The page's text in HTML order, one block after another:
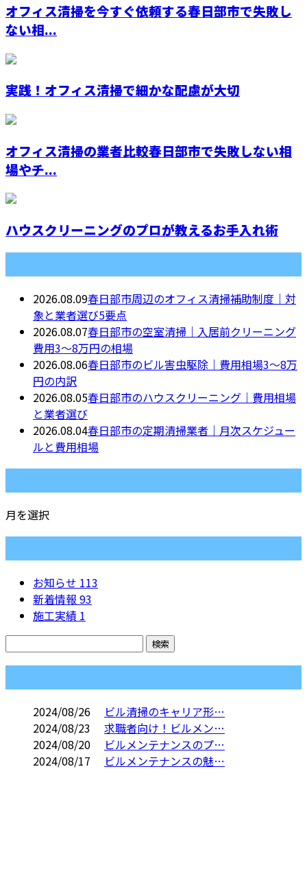
オフィス清掃を今すぐ依頼する春日部市で失敗し
ない相...
実践！オフィス清掃で細かな配慮が大切
オフィス清掃の業者比較春日部市で失敗しない相
場やチ...
ハウスクリーニングのプロが教えるお手入れ術
2026.08.09春日部市周辺のオフィス清掃補助制度｜対
象と業者選び5要点
2026.08.07春日部市の空室清掃｜入居前クリーニング
費用3〜8万円の相場
2026.08.06春日部市のビル害虫駆除｜費用相場3〜8万
円の内訳
2026.08.05春日部市のハウスクリーニング｜費用相場
と業者選び
2026.08.04春日部市の定期清掃業者｜月次スケジュー
ルと費用相場
月を選択
お知らせ 113
新着情報 93
施工実績 1
2024/08/26
ビル清掃のキャリア形…
2024/08/23
求職者向け！ビルメン…
2024/08/20
ビルメンテナンスのプ…
2024/08/17
ビルメンテナンスの魅…